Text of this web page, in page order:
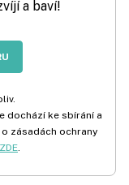
a baví!
dochází ke sbírání a
zásadách ochrany
ZDE.